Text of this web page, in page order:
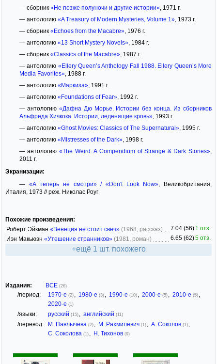
— сборник «Не позже полуночи и другие истории», 1971 г.
— антологию «A Treasury of Modern Mysteries, Volume 1», 1973 г.
— сборник «Echoes from the Macabre», 1976 г.
— антологию «13 Short Mystery Novels», 1984 г.
— сборник «Classics of the Macabre», 1987 г.
— антологию «Ellery Queen’s Anthology Fall 1988. Ellery Queen’s More
Media Favorites», 1988 г.
— антологию «Маркиза», 1991 г.
— антологию «Foundations of Fear», 1992 г.
— антологию«Дафна Дю Морье. Истории без конца. Из сборников
Альфреда Хичкока. Истории, леденящие кровь», 1993 г.
— антологию «Ghost Movies: Classics of The Supernatural», 1995 г.
— антологию «Mistresses of the Dark», 1998 г.
— антологию«The Weird: A Compendium of Strange & Dark Stories»
2011 г.
Экранизации:
— «А теперь не смотри» / «Don't Look Now» , Великобритания,
Италия, 1973 // реж. Николас Роуг
Похожие произведения:
Роберт Эйкман «Венеция не стоит свеч» (1968, рассказ) 7.04 (56) 1 отз.
Иэн Макьюэн «Утешение странников» (1981, роман) 6.65 (62)5 отз.
+ещё 1 шт. похожего
Издания: ВСЕ (26)
/период: 1970-е (2) , 1980-е (3) , 1990-е (10) , 2000-е (5) , 2010-е (5) ,
2020-е (1)
/языки: русский (15) , английский (11)
/перевод: М. Павлычева (2) , М. Рахмилевич (1) , А. Соколов (1) ,
С. Соколова (1) , Н. Тихонов (9)